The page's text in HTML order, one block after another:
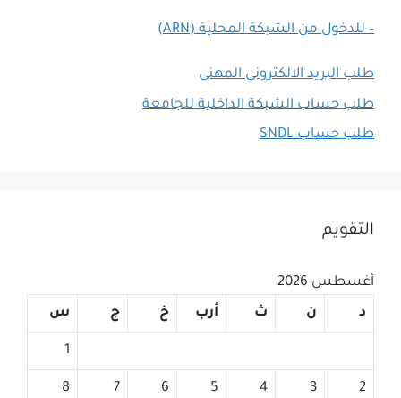
– للدخول من الشبكة المحلية (ARN)
طلب البريد الالكتروني المهني
طلب حساب الشبكة الداخلية للجامعة
طلب حساب SNDL
التقويم
أغسطس 2026
د
ن ث أرب خ ج س
1
2
3
4
5
6
7
8